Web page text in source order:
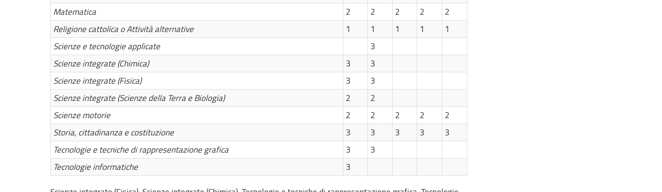
Matematica
2 2 2 2
2
Religione cattolica o Attività alternative
1 1 1 1
1
Scienze e tecnologie applicate
3
Scienze integrate (Chimica)
3
3
Scienze integrate (Fisica)
3
3
Scienze integrate (Scienze della Terra e Biologia)
2
2
Scienze motorie
2 2 2 2
2
Storia, cittadinanza e costituzione
3 3 3 3
3
Tecnologie e tecniche di rappresentazione grafica
3
3
Tecnologie informatiche
3